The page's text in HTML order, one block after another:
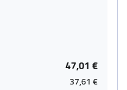
47,01 €
37,61 €